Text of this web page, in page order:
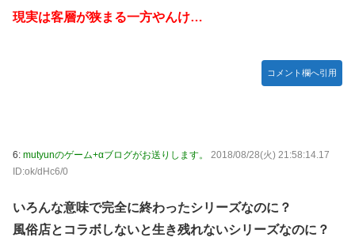
定＆最新PV公開！思ったより発売早い…もう半年後か！
ドンキのうなぎ食べた14人が食中毒…3歳児から75歳まで被
害
現実は客層が狭まる一方やんけ…
コメント欄へ引用
6: mutyunのゲーム+αブログがお送りします。
2018/08/28(火) 21:58:14.17
ID:ok/dHc6/0
いろんな意味で完全に終わったシリーズなのに？
風俗店とコラボしないと生き残れないシリーズなのに？